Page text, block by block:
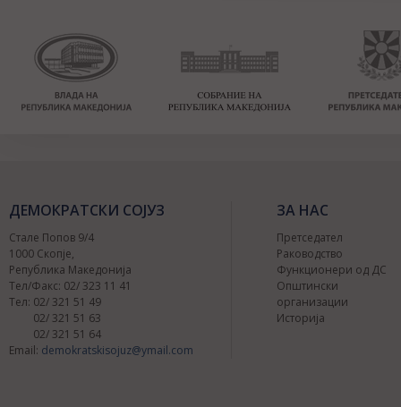
ДЕМОКРАТСКИ СОЈУЗ
Стале Попов 9/4
1000 Скопје,
Република Македонија
Тел/Факс: 02/ 323 11 41
Тел: 02/ 321 51 49
02/ 321 51 63
02/ 321 51 64
Email: demokratskisojuz@ymail.com
ЗА НАС
Претседател
Раководство
Функционери од ДС
Општински
организации
Историја